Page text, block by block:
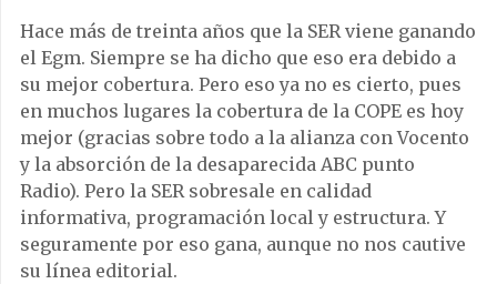
Hace más de treinta años que la SER viene ganando
el Egm. Siempre se ha dicho que eso era debido a
su mejor cobertura. Pero eso ya no es cierto, pues
en muchos lugares la cobertura de la COPE es hoy
mejor (gracias sobre todo a la alianza con Vocento
y la absorción de la desaparecida ABC punto
Radio). Pero la SER sobresale en calidad
informativa, programación local y estructura. Y
seguramente por eso gana, aunque no nos cautive
su línea editorial.